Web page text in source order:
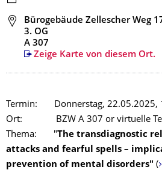
Adresse
Bürogebäude Zellescher Weg
3. OG
A 307
Zeige Karte von diesem Ort.
Termin: Donnerstag, 22.05.2025,
Ort: BZW A 307 or virtuelle
Thema: " The transdiagnostic
attacks and fearful spells –
prevention of mental disorders" (